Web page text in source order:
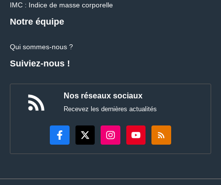
IMC : Indice de masse corporelle
Notre équipe
Qui sommes-nous ?
Suiviez-nous !
Nos réseaux sociaux
Recevez les dernières actualités